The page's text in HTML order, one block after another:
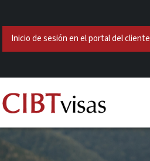
Inicio de sesión en el portal del cliente